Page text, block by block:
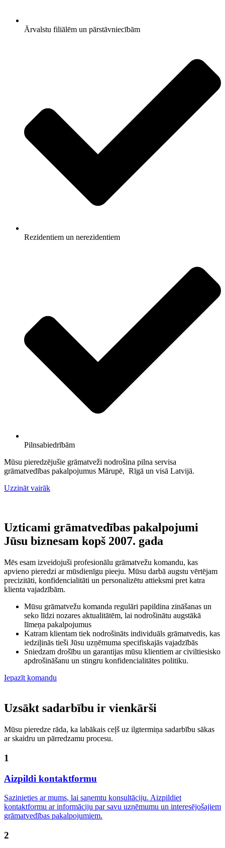
Ārvalstu filiālēm un pārstāvniecībām
Rezidentiem un nerezidentiem
Pilnsabiedrībām
Mūsu pieredzējušie grāmatveži nodrošina pilna servisa
grāmatvedības pakalpojumus Mārupē, Rīgā un visā Latvijā.
Uzzināt vairāk
Uzticami grāmatvedības pakalpojumi
Jūsu biznesam kopš 2007. gada
Mēs esam izveidojuši profesionālu grāmatvežu komandu, kas
apvieno pieredzi ar mūsdienīgu pieeju. Mūsu darbā augstu vērtējam
precizitāti, konfidencialitāti un personalizētu attieksmi pret katra
klienta vajadzībām.
Mūsu grāmatvežu komanda regulāri papildina zināšanas un
seko līdzi nozares aktualitātēm, lai nodrošinātu augstākā
līmeņa pakalpojumus
Katram klientam tiek nodrošināts individuāls grāmatvedis, kas
iedziļinās tieši Jūsu uzņēmuma specifiskajās vajadzībās
Sniedzam drošību un garantijas mūsu klientiem ar civiltiesisko
apdrošināšanu un stingru konfidencialitātes politiku.
Iepazīt komandu
Uzsākt sadarbību ir vienkārši
Mūsu pieredze rāda, ka labākais ceļš uz ilgtermiņa sadarbību sākas
ar skaidru un pārredzamu procesu.
1
Aizpildi kontaktformu
Sazinieties ar mums, lai saņemtu konsultāciju. Aizpildiet
kontaktformu ar informāciju par savu uzņēmumu un interesējošajiem
grāmatvedības pakalpojumiem.
2